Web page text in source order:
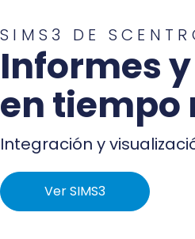
SIMS3 DE
Informes
en tiempo
Integración y
Ver SIMS3